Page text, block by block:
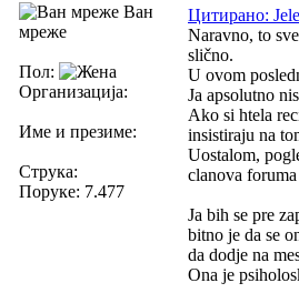
Ван
мреже
Пол:
Организација:
Име и презиме:
Струка:
Поруке: 7.477
Цитирано:
Naravno, to
slično.
U ovom
Ja apsolutno
Ako si htela
insistiraju na
Uostalom,
clanova
Ja bih se pre
bitno je da se
da dodje na
Ona je